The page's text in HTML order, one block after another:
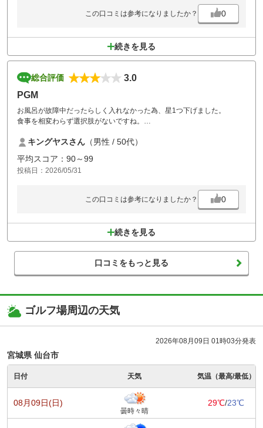
この口コミは参考になりましたか？ 0
続きを見る
総合評価
3.0
PGM
お風呂が故障中だったらしく入れなかった為、星1つ下げました。
食事を相変わらず選択肢がないですね。
キングヤスさん （男性 / 50代）
平均スコア：90～99
投稿日：2026/05/31
この口コミは参考になりましたか？ 0
続きを見る
口コミをもっと見る
ゴルフ場周辺の天気
2026年08月09日 01時03分発表
宮城県 仙台市
日付 天気 気温（最高/最低）
08月09日(日)
曇時々晴
29℃/23℃